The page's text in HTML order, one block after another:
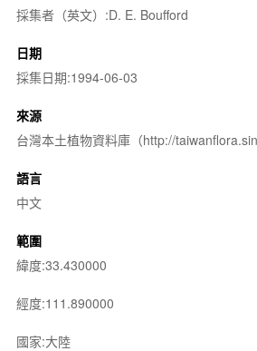
採集者（英文）:D. E. Boufford
日期
採集日期:1994-06-03
來源
台灣本土植物資料庫（http://
語言
中文
範圍
緯度:33.430000
經度:111.890000
國家:大陸